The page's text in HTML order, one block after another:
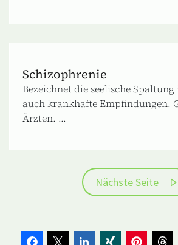
Schizophrenie
Bezeichnet die seelische
auch krankhafte Empfindungen.
Ärzten. ...
Nächste Seite